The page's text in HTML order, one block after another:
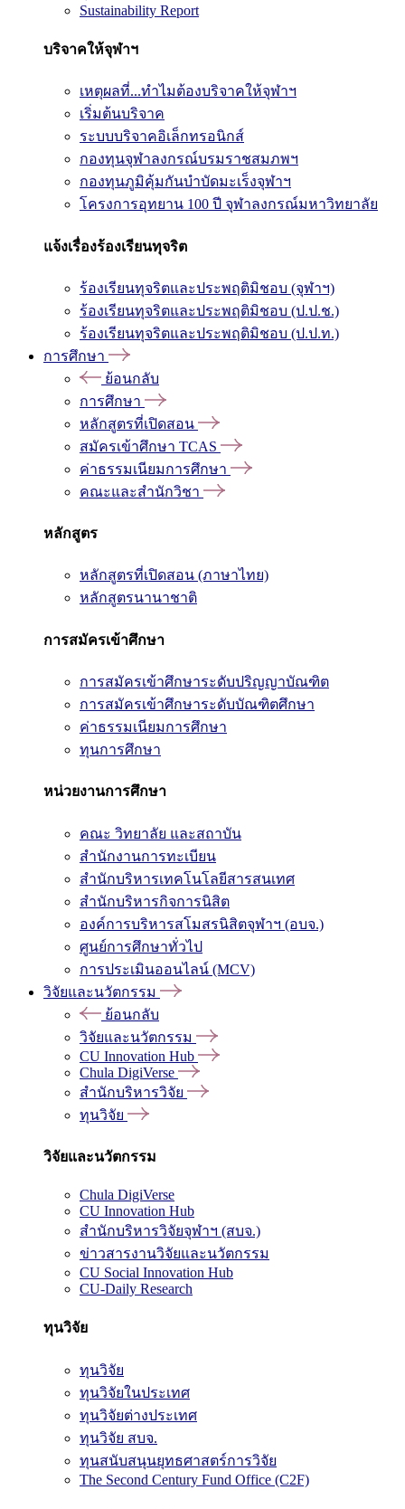
Sustainability Report
บริจาคให้จุฬาฯ
เหตุผลที่...ทำไมต้องบริจาคให้จุฬาฯ
เริ่มต้นบริจาค
ระบบบริจาคอิเล็กทรอนิกส์
กองทุนจุฬาลงกรณ์บรมราชสมภพฯ
กองทุนภูมิคุ้มกันบำบัดมะเร็งจุฬาฯ
โครงการอุทยาน 100 ปี จุฬาลงกรณ์มหาวิทยาลัย
แจ้งเรื่องร้องเรียนทุจริต
ร้องเรียนทุจริตและประพฤติมิชอบ (จุฬาฯ)
ร้องเรียนทุจริตและประพฤติมิชอบ (ป.ป.ช.)
ร้องเรียนทุจริตและประพฤติมิชอบ (ป.ป.ท.)
การศึกษา
ย้อนกลับ
การศึกษา
หลักสูตรที่เปิดสอน
สมัครเข้าศึกษา TCAS
ค่าธรรมเนียมการศึกษา
คณะและสำนักวิชา
หลักสูตร
หลักสูตรที่เปิดสอน (ภาษาไทย)
หลักสูตรนานาชาติ
การสมัครเข้าศึกษา
การสมัครเข้าศึกษาระดับปริญญาบัณฑิต
การสมัครเข้าศึกษาระดับบัณฑิตศึกษา
ค่าธรรมเนียมการศึกษา
ทุนการศึกษา
หน่วยงานการศึกษา
คณะ วิทยาลัย และสถาบัน
สำนักงานการทะเบียน
สำนักบริหารเทคโนโลยีสารสนเทศ
สำนักบริหารกิจการนิสิต
องค์การบริหารสโมสรนิสิตจุฬาฯ (อบจ.)
ศูนย์การศึกษาทั่วไป
การประเมินออนไลน์ (MCV)
วิจัยและนวัตกรรม
ย้อนกลับ
วิจัยและนวัตกรรม
CU Innovation Hub
Chula DigiVerse
สำนักบริหารวิจัย
ทุนวิจัย
วิจัยและนวัตกรรม
Chula DigiVerse
CU Innovation Hub
สำนักบริหารวิจัยจุฬาฯ (สบจ.)
ข่าวสารงานวิจัยและนวัตกรรม
CU Social Innovation Hub
CU-Daily Research
ทุนวิจัย
ทุนวิจัย
ทุนวิจัยในประเทศ
ทุนวิจัยต่างประเทศ
ทุนวิจัย สบจ.
ทุนสนับสนุนยุทธศาสตร์การวิจัย
The Second Century Fund Office (C2F)